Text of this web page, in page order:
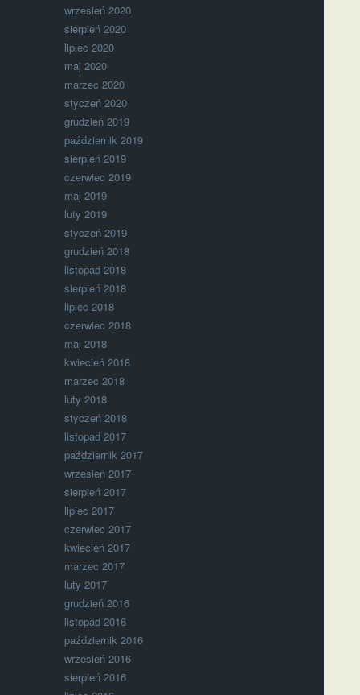
wrzesień 2020
sierpień 2020
lipiec 2020
maj 2020
marzec 2020
styczeń 2020
grudzień 2019
październik 2019
sierpień 2019
czerwiec 2019
maj 2019
luty 2019
styczeń 2019
grudzień 2018
listopad 2018
sierpień 2018
lipiec 2018
czerwiec 2018
maj 2018
kwiecień 2018
marzec 2018
luty 2018
styczeń 2018
listopad 2017
październik 2017
wrzesień 2017
sierpień 2017
lipiec 2017
czerwiec 2017
kwiecień 2017
marzec 2017
luty 2017
grudzień 2016
listopad 2016
październik 2016
wrzesień 2016
sierpień 2016